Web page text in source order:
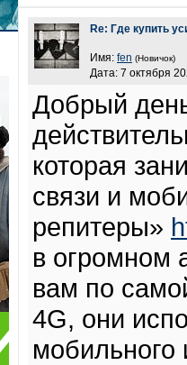
Re: Где купить
Имя: fen (Новичок)
Дата: 7 октября
Добрый
которая
связи и
репитеры»
в огромном
вам по
4G, они
мобильного